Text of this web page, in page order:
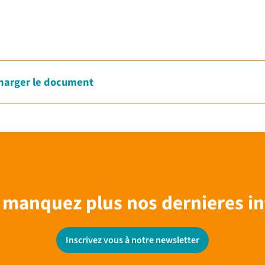
le document
manquez plus nos dernieres
Inscrivez vous à notre newsletter